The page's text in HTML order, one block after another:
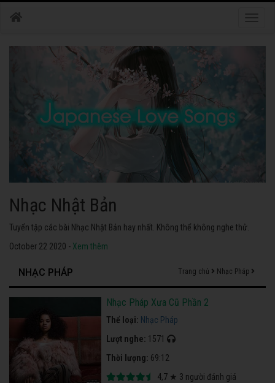
Nhạc Nhật Bản
Tuyển tập các bài Nhạc Nhật Bản hay nhất. Không thể không nghe thử.
October 22 2020 - Xem thêm
NHẠC PHÁP Trang chủ Nhạc Pháp
Nhạc Pháp Xưa Cũ Phần 2
Thể loại: Nhạc Pháp
Lượt nghe: 1571
Thời lượng: 69:12
4,7 ★ 3 người đánh giá